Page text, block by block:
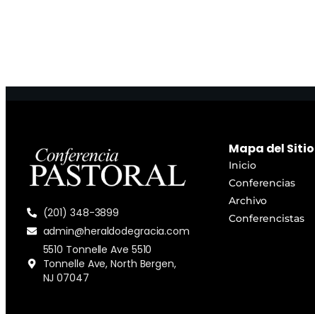
(201) 348-3899
admin@heraldodegracia.com
5510 Tonnelle Ave 5510
Tonnelle Ave, North Bergen,
NJ 07047
Mapa del Sitio
Inicio
Conferencias
Archivo
Conferencistas